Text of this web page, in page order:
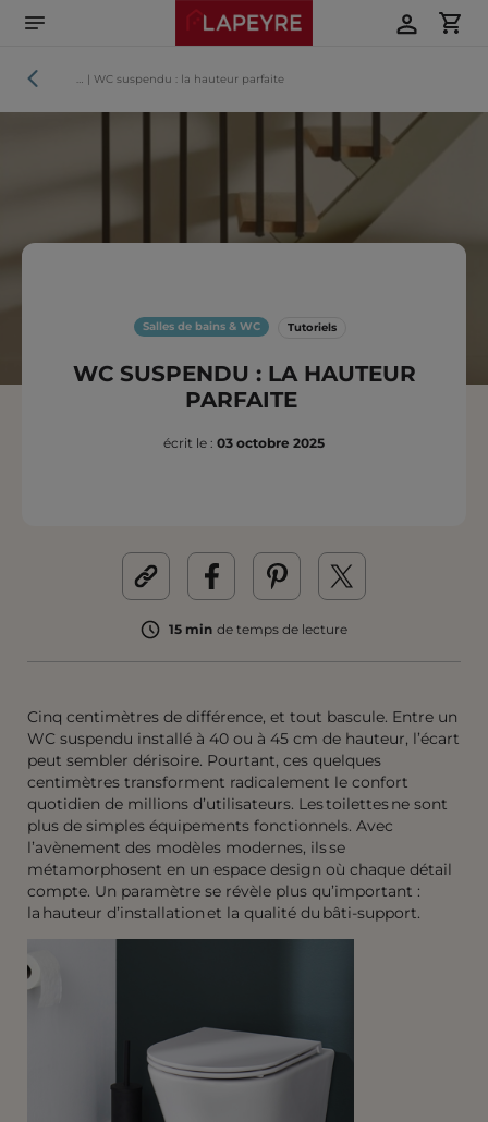
directement
contenu
Tutoriels | WC suspendu : la hauteur parfaite
Salles de bains & WC Tutoriels
WC SUSPENDU : LA HAUTEUR
PARFAITE
écrit le : 03 octobre 2025
15 min de temps de lecture
Cinq centimètres de différence, et tout bascule. Entre un
WC suspendu installé à 40 ou à 45 cm de hauteur, l’écart
peut sembler dérisoire. Pourtant, ces quelques
centimètres transforment radicalement le confort
quotidien de millions d’utilisateurs. Les toilettes ne sont
plus de simples équipements fonctionnels. Avec
l’avènement des modèles modernes, ils se
métamorphosent en un espace design où chaque détail
compte. Un paramètre se révèle plus qu’important :
la hauteur d’installation et la qualité du bâti-support.